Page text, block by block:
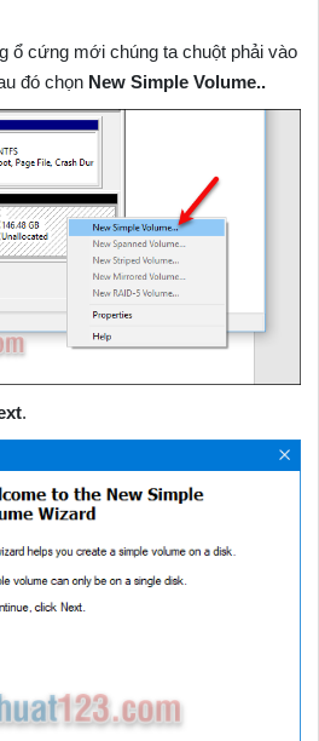
ổ cứng mới chúng ta chuột phải vào
đó chọn New Simple Volume..
.